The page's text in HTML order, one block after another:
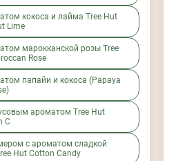
кокоса и лайма Tree Hut
Lime
марокканской розы Tree
Rose
папайи и кокоса (Papaya
ароматом Tree Hut
C
c ароматом сладкой
Hut Cotton Candy